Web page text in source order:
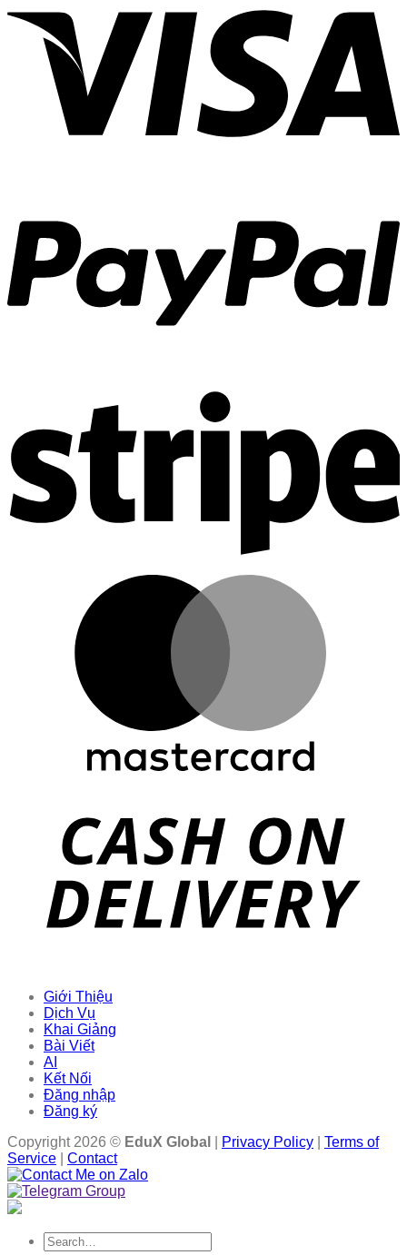
Giới Thiệu
Dịch Vụ
Khai Giảng
Bài Viết
AI
Kết Nối
Đăng nhập
Đăng ký
Copyright 2026 © EduX Global Privacy Policy
Terms of
Service
Contact
Search